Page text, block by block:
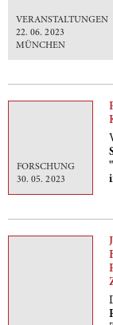
VERANSTALTUNGEN
22. 06. 2023
MÜNCHEN
FORSCHUNG
30. 05. 2023